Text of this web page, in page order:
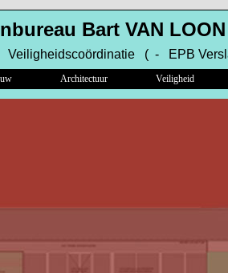
Bart VAN
( - EPB
Architectuur Veiligheid